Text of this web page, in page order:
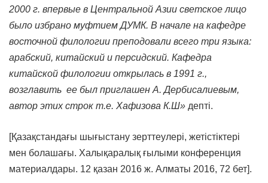
2000 г. впервые в Центральной Азии светское лицо
было избрано муфтием ДУМК. В начале на кафедре
восточной филологии преподовали всего три языка:
арабский, китайский и персидский. Кафедра
китайской филологии открылась в 1991 г.,
возглавить ее был приглашен А. Дербисалиевым,
автор этих строк т.е. Хафизова К.Ш» депті.
[Қазақстандағы шығыстану зерттеулері, жетістіктері
мен болашағы. Халықаралық ғылыми конференция
материалдары. 12 қазан 2016 ж. Алматы 2016, 72 бет].